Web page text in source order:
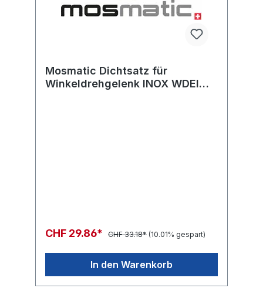
Mosmatic Dichtsatz für
Winkeldrehgelenk INOX WDEI
CHF 29.86* CHF 33.18* (10.01% gespart)
In den Warenkorb